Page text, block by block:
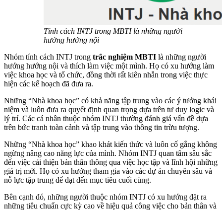
Tính cách INTJ trong MBTI là những người
hướng hướng nội
Nhóm tính cách INTJ trong trắc nghiệm MBTI là những người
hướng hướng nội và thích làm việc một mình. Họ có xu hướng làm
việc khoa học và tổ chức, đồng thời rất kiên nhẫn trong việc thực
hiện các kế hoạch đã đưa ra.
Những “Nhà khoa học” có khả năng tập trung vào các ý tưởng khái
niệm và luôn đưa ra quyết định quan trọng dựa trên tư duy logic và
lý trí. Các cá nhân thuộc nhóm INTJ thường đánh giá vấn đề dựa
trên bức tranh toàn cảnh và tập trung vào thông tin trừu tượng.
Những “Nhà khoa học” khao khát kiến ​​thức và luôn cố gắng không
ngừng nâng cao năng lực của mình. Nhóm INTJ quan tâm sâu sắc
đến việc cải thiện bản thân thông qua việc học tập và lĩnh hội những
giá trị mới. Họ có xu hướng tham gia vào các dự án chuyên sâu và
nỗ lực tập trung để đạt đến mục tiêu cuối cùng.
Bên cạnh đó, những người thuộc nhóm INTJ có xu hướng đặt ra
những tiêu chuẩn cực kỳ cao về hiệu quả công việc cho bản thân và